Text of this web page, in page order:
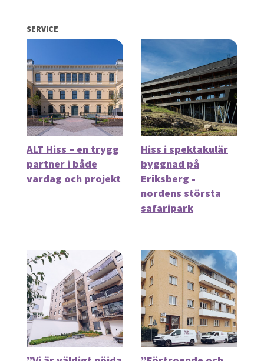
SERVICE
ALT Hiss – en trygg
partner i både
vardag och projekt
Hiss i spektakulär
byggnad på
Eriksberg -
nordens största
safaripark